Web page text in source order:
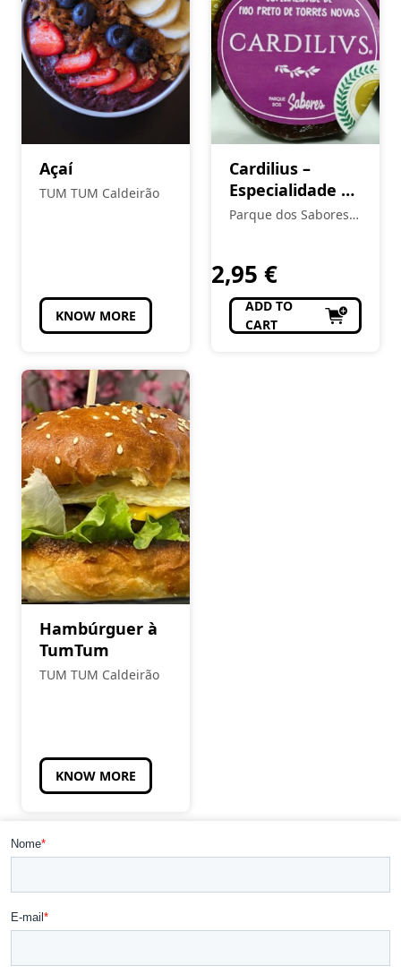
Açaí
TUM TUM Caldeirão
KNOW MORE
Cardilius –
Especialidade de
Figo de Torres
Parque dos Sabores -
2,95 €
ADD TO
CART
Hambúrguer à
TumTum
TUM TUM Caldeirão
KNOW MORE